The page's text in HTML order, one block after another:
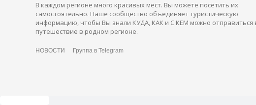
В каждом регионе много красивых мест. Вы можете посетить их
самостоятельно. Наше сообщество объединяет туристическую
информацию, чтобы Вы знали КУДА, КАК и С КЕМ можно отправиться
путешествие в родном регионе.
НОВОСТИ Группа в Telegram